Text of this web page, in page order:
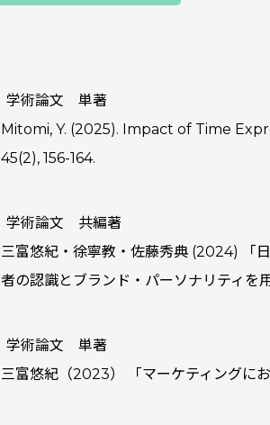
学術論文 単著
Mitomi, Y. (2025). Impact of Time
45(2), 156-164.
学術論文 共編著
三富悠紀・徐寧教・佐藤秀典 (2024) 「
者の認識とブランド・パーソナリティを
学術論文 単著
三富悠紀（2023） 「マーケティングに